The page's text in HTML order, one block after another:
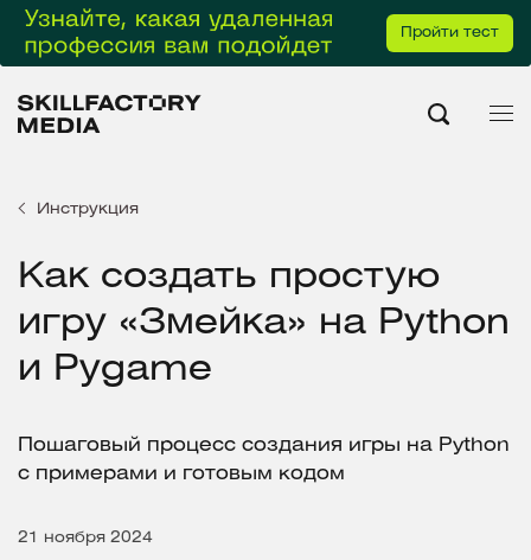
Пройти тест
Инструкция
Как создать простую
игру «Змейка» на Python
и Pygame
Пошаговый процесс создания игры на Python
с примерами и готовым кодом
21 ноября 2024